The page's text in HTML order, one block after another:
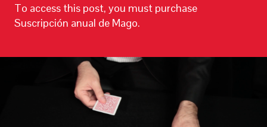
To access this post, you must purchase
Suscripción anual de Mago.